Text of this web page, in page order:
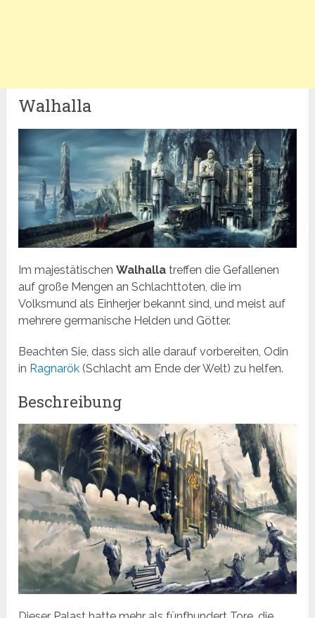
Walhalla
Im majestätischenWalhalla treffen die Gefallenen
auf große Mengen an Schlachttoten, die im
Volksmund als Einherjer bekannt sind, und meist auf
mehrere germanische Helden und Götter.
Beachten Sie, dass sich alle darauf vorbereiten, Odin
in Ragnarök (Schlacht am Ende der Welt) zu helfen.
Beschreibung